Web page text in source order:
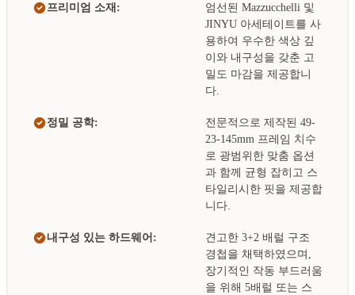
프리미엄 소재:
엄선된 Mazzucchelli 및
JINYU 아세테이트를 사
용하여 우수한 색상 깊
이와 내구성을 갖춘 고
밀도 마감을 제공합니
다.
정밀 공학:
전문적으로 제작된 49-
23-145mm 프레임 치수
로 광범위한 맞춤 옵션
과 함께 균형 잡히고 스
타일리시한 핏을 제공합
니다.
내구성 있는 하드웨어:
견고한 3+2 배럴 구조
경첩을 채택하였으며,
장기적인 작동 부드러움
을 위해 5배럴 또는 스